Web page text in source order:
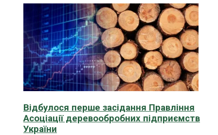
Відбулося перше засідання Правління
Асоціації деревообробних підприємств
України